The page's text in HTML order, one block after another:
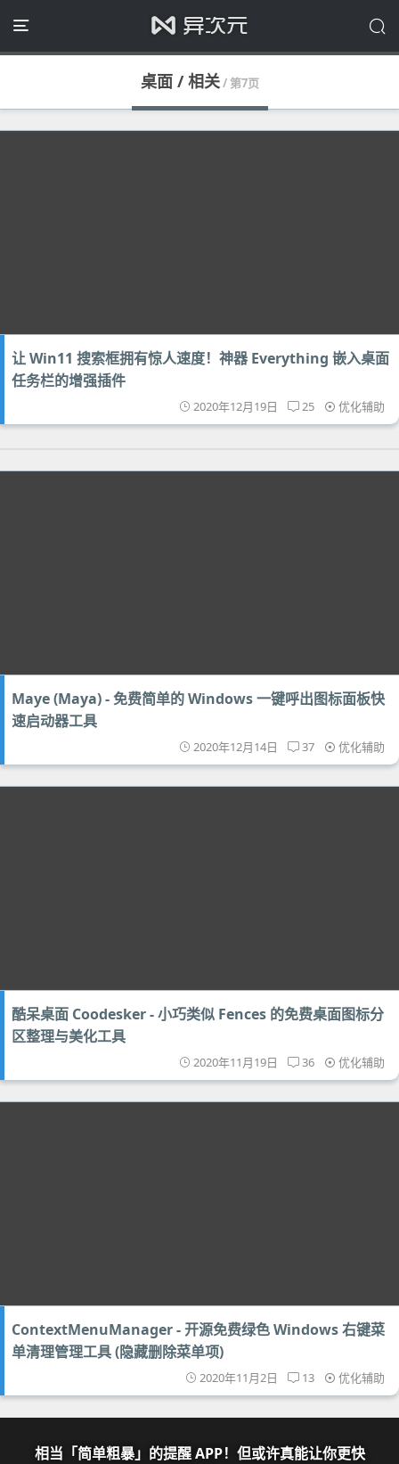
桌面 / 相关/ 第7页
让 Win11 搜索框拥有惊人速度！神器 Everything 嵌入桌面
任务栏的增强插件
2020年12月19日 25 优化辅助
Maye (Maya) - 免费简单的 Windows 一键呼出图标面板快
速启动器工具
2020年12月14日 37 优化辅助
酷呆桌面 Coodesker - 小巧类似 Fences 的免费桌面图标分
区整理与美化工具
2020年11月19日 36 优化辅助
ContextMenuManager - 开源免费绿色 Windows 右键菜
单清理管理工具 (隐藏删除菜单项)
2020年11月2日 13 优化辅助
相当「简单粗暴」的提醒 APP！但或许真能让你更快